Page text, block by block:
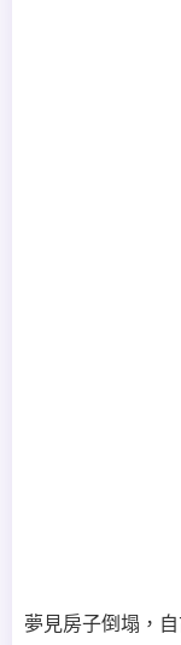
夢見房子倒塌，